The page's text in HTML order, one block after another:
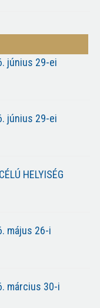
június 29-ei
június 29-ei
HELYISÉG
május 26-i
március 30-i